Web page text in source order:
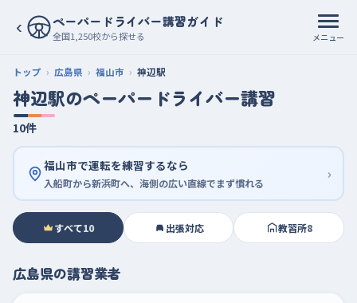
‹ ペーパードライバー講習ガイド
全国1,250校から探せる メニュー
トップ 広島県 福山市 神辺駅
神辺駅のペーパードライバー講習
10件
福山市で運転を練習するなら
入船町から新浜町へ、海側の広い直線でまず慣れる ›
すべて10 出張対応 教習所8
広島県の講習業者